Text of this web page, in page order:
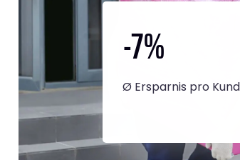
-7%
Ø Ersparnis pro